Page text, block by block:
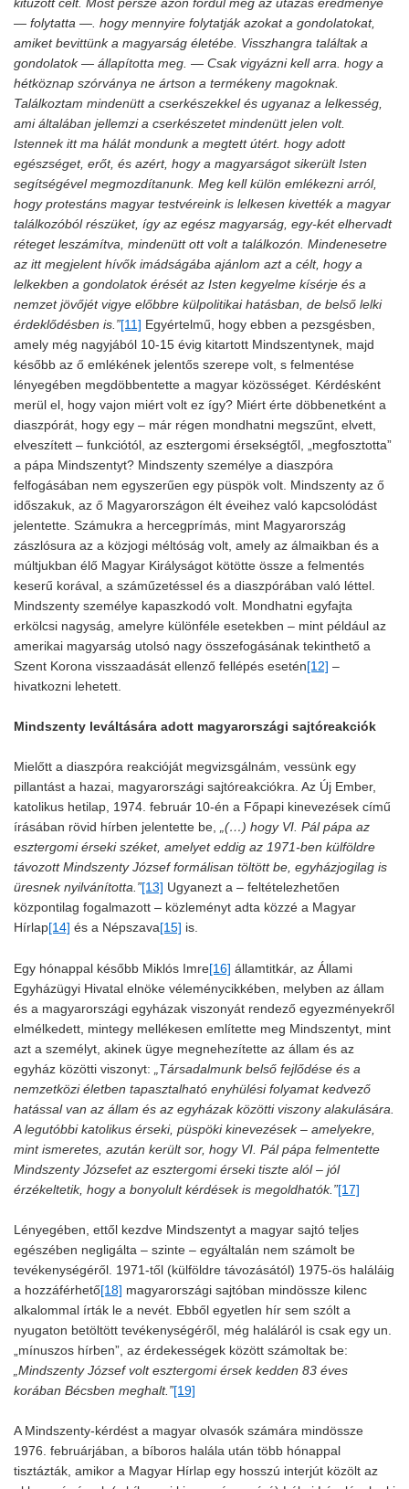
— folytatta —. hogy mennyire folytatják azokat a gondolatokat,
amiket bevittünk a magyarság életébe. Visszhangra találtak a
gondolatok — állapította meg. — Csak vigyázni kell arra. hogy a
hétköznap szórványa ne ártson a termékeny magoknak.
Találkoztam mindenütt a cserkészekkel és ugyanaz a lelkesség,
ami általában jellemzi a cserkészetet mindenütt jelen volt.
Istennek itt ma hálát mondunk a megtett útért. hogy adott
egészséget, erőt, és azért, hogy a magyarságot sikerült Isten
segítségével megmozdítanunk. Meg kell külön emlékezni arról,
hogy protestáns magyar testvéreink is lelkesen kivették a magyar
találkozóból részüket, így az egész magyarság, egy-két elhervadt
réteget leszámítva, mindenütt ott volt a találkozón. Mindenesetre
az itt megjelent hívők imádságába ajánlom azt a célt, hogy a
lelkekben a gondolatok érését az Isten kegyelme kísérje és a
nemzet jövőjét vigye előbbre külpolitikai hatásban, de belső lelki
érdeklődésben is.”[11] Egyértelmű, hogy ebben a pezsgésben,
amely még nagyjából 10-15 évig kitartott Mindszentynek, majd
később az ő emlékének jelentős szerepe volt, s felmentése
lényegében megdöbbentette a magyar közösséget. Kérdésként
merül el, hogy vajon miért volt ez így? Miért érte döbbenetként a
diaszpórát, hogy egy – már régen mondhatni megszűnt, elvett,
elveszített – funkciótól, az esztergomi érsekségtől, „megfosztotta”
a pápa Mindszentyt? Mindszenty személye a diaszpóra
felfogásában nem egyszerűen egy püspök volt. Mindszenty az ő
időszakuk, az ő Magyarországon élt éveihez való kapcsolódást
jelentette. Számukra a hercegprímás, mint Magyarország
zászlósura az a közjogi méltóság volt, amely az álmaikban és a
múltjukban élő Magyar Királyságot kötötte össze a felmentés
keserű korával, a száműzetéssel és a diaszpórában való léttel.
Mindszenty személye kapaszkodó volt. Mondhatni egyfajta
erkölcsi nagyság, amelyre különféle esetekben – mint például az
amerikai magyarság utolsó nagy összefogásának tekinthető a
Szent Korona visszaadását ellenző fellépés esetén[12] –
hivatkozni lehetett.
Mindszenty leváltására adott magyarországi sajtóreakciók
Mielőtt a diaszpóra reakcióját megvizsgálnám, vessünk egy
pillantást a hazai, magyarországi sajtóreakciókra. Az Új Ember,
katolikus hetilap, 1974. február 10-én a Főpapi kinevezések című
írásában rövid hírben jelentette be, „(…) hogy VI. Pál pápa az
esztergomi érseki széket, amelyet eddig az 1971-ben külföldre
távozott Mindszenty József formálisan töltött be, egyházjogilag is
üresnek nyilvánította.”[13] Ugyanezt a – feltételezhetően
központilag fogalmazott – közleményt adta közzé a Magyar
Hírlap[14] és a Népszava[15] is.
Egy hónappal később Miklós Imre[16] államtitkár, az Állami
Egyházügyi Hivatal elnöke véleménycikkében, melyben az állam
és a magyarországi egyházak viszonyát rendező egyezményekről
elmélkedett, mintegy mellékesen említette meg Mindszentyt, mint
azt a személyt, akinek ügye megnehezítette az állam és az
egyház közötti viszonyt:
„Társadalmunk belső fejlődése és a
nemzetközi életben tapasztalható enyhülési folyamat kedvező
hatással van az állam és az egyházak közötti viszony alakulására.
A legutóbbi katolikus érseki, püspöki kinevezések – amelyekre,
mint ismeretes, azután került sor, hogy VI. Pál pápa felmentette
Mindszenty Józsefet az esztergomi érseki tiszte alól – jól
érzékeltetik, hogy a bonyolult kérdések is megoldhatók.”[17]
Lényegében, ettől kezdve Mindszentyt a magyar sajtó teljes
egészében negligálta – szinte – egyáltalán nem számolt be
tevékenységéről. 1971-től (külföldre távozásától) 1975-ös haláláig
a hozzáférhető[18] magyarországi sajtóban mindössze kilenc
alkalommal írták le a nevét. Ebből egyetlen hír sem szólt a
nyugaton betöltött tevékenységéről, még haláláról is csak egy un.
„mínuszos hírben”, az érdekességek között számoltak be:
„Mindszenty József volt esztergomi érsek kedden 83 éves
korában Bécsben meghalt.”[19]
A Mindszenty-kérdést a magyar olvasók számára mindössze
1976. februárjában, a bíboros halála után több hónappal
tisztázták, amikor a Magyar Hírlap egy hosszú interjút közölt az